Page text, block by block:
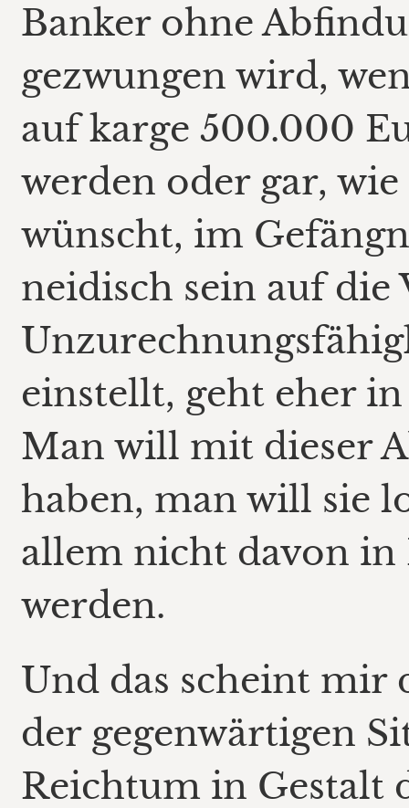
Banker ohne
gezwungen wird,
auf karge 500.000
werden oder gar,
wünscht, im
neidisch sein auf
einstellt, geht eher
Man will mit dieser
haben, man will sie
allem nicht davon in
werden.
Und das scheint mir
der gegenwärtigen
Reichtum in Gestalt